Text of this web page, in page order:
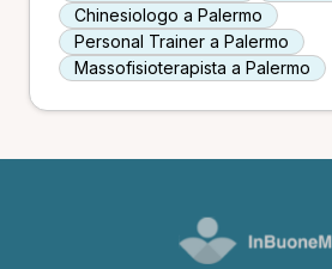
Chinesiologo a Palermo
Personal Trainer a Palermo
Massofisioterapista a Palermo